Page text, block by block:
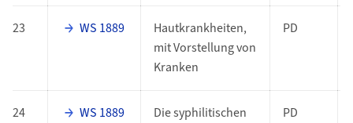
23 WS 1889
Hautkrankheiten,
mit Vorstellung von
Kranken
PD
24 WS 1889
Die syphilitischen
PD